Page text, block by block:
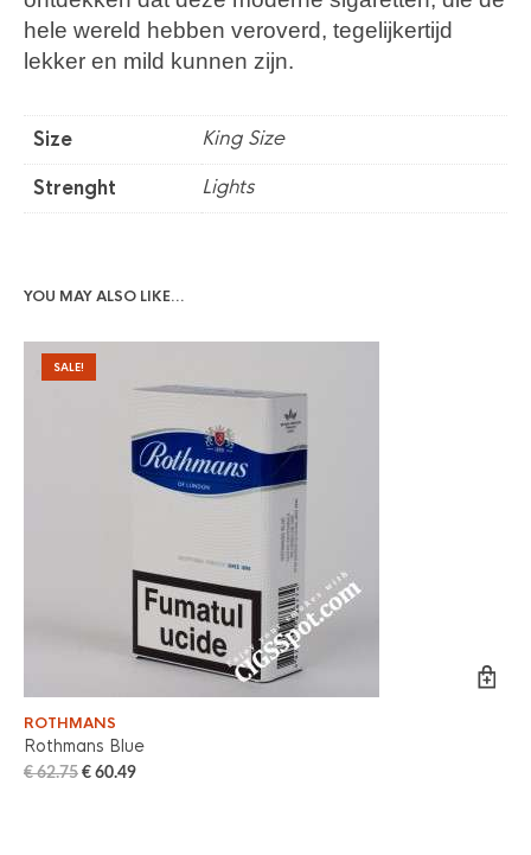
hele wereld hebben veroverd, tegelijkertijd
lekker en mild kunnen zijn.
Size
King Size
Strenght
Lights
YOU MAY ALSO LIKE…
SALE!
ROTHMANS
Rothmans Blue
€62.75 € 60.49